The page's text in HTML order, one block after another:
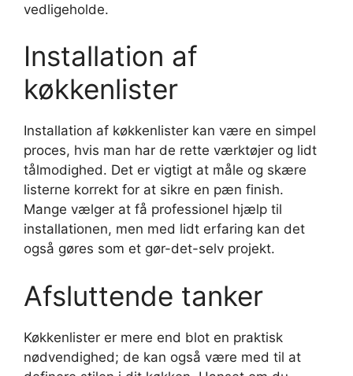
vedligeholde.
Installation af
køkkenlister
Installation af køkkenlister kan være en simpel
proces, hvis man har de rette værktøjer og lidt
tålmodighed. Det er vigtigt at måle og skære
listerne korrekt for at sikre en pæn finish.
Mange vælger at få professionel hjælp til
installationen, men med lidt erfaring kan det
også gøres som et gør-det-selv projekt.
Afsluttende tanker
Køkkenlister er mere end blot en praktisk
nødvendighed; de kan også være med til at